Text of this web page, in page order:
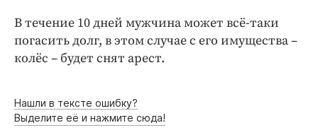
В течение 10 дней мужчина может всё-таки
погасить долг, в этом случае с его имущества –
колёс – будет снят арест.
Нашли в тексте ошибку?
Выделите её и нажмите сюда!